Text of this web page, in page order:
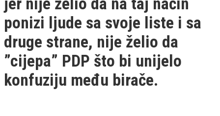
ponizi ljude sa svoje liste i sa
druge strane, nije želio da
”cijepa” PDP što bi unijelo
konfuziju među birače.